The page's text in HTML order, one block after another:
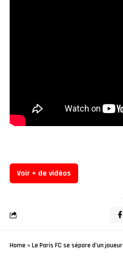
Voir + de vidéos
Home » Le Paris FC se sépare d’un joueur